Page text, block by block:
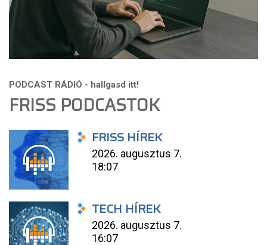
FRISS PODCASTOK
FRISS HÍREK
2026. augusztus 7.
18:07
TECH HÍREK
2026. augusztus 7.
16:07